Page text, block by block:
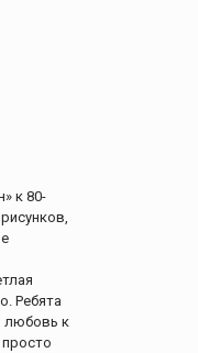
к 80-
Ребята
любовь к